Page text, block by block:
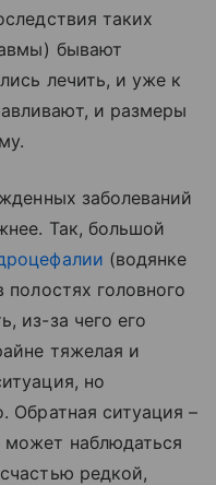
таких
бывают
лечить, и уже к
и размеры
заболеваний
Так, большой
(водянке
головного
из-за чего его
тяжелая и
но
Обратная ситуация –
может наблюдаться
редкой,